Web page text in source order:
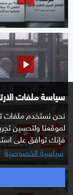
سياسة ملفات
نحن نستخدم ملفات
لموقعنا ولتحسين
فإنك توافق على
سياسية الخصوصية